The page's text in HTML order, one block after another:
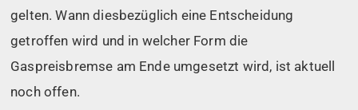
gelten. Wann diesbezüglich eine Entscheidung
getroffen wird und in welcher Form die
Gaspreisbremse am Ende umgesetzt wird, ist aktuell
noch offen.